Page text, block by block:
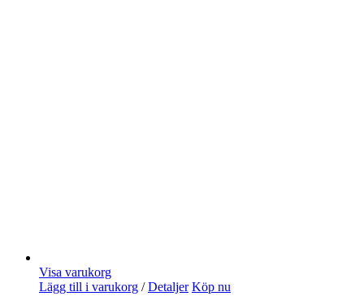
Visa varukorg
Lägg till i varukorg / Detaljer Köp nu